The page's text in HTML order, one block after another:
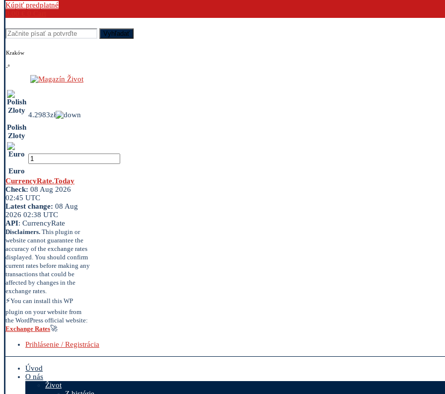
Kúpiť predplatné
Vyhľadať
Kraków
-º
Polish
Zloty
4.2983zł
Euro
CurrencyRate.Today
Check: 08 Aug 2026
02:45 UTC
Latest change: 08 Aug
2026 02:38 UTC
API: CurrencyRate
Disclaimers. This plugin or
website cannot guarantee the
accuracy of the exchange rates
displayed. You should confirm
current rates before making any
transactions that could be
affected by changes in the
exchange rates.
⚡You can install this WP
plugin on your website from
the WordPress official website:
Exchange Rates🚀
Prihlásenie / Registrácia
Úvod
O nás
Život